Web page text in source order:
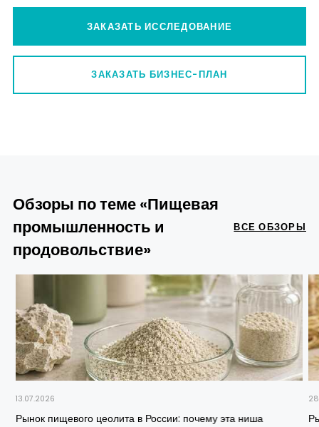
ЗАКАЗАТЬ ИССЛЕДОВАНИЕ
ЗАКАЗАТЬ БИЗНЕС-ПЛАН
Обзоры по теме «Пищевая
промышленность и
продовольствие»
ВСЕ ОБЗОРЫ
13.07.2026
Рынок пищевого цеолита в России: почему эта ниша